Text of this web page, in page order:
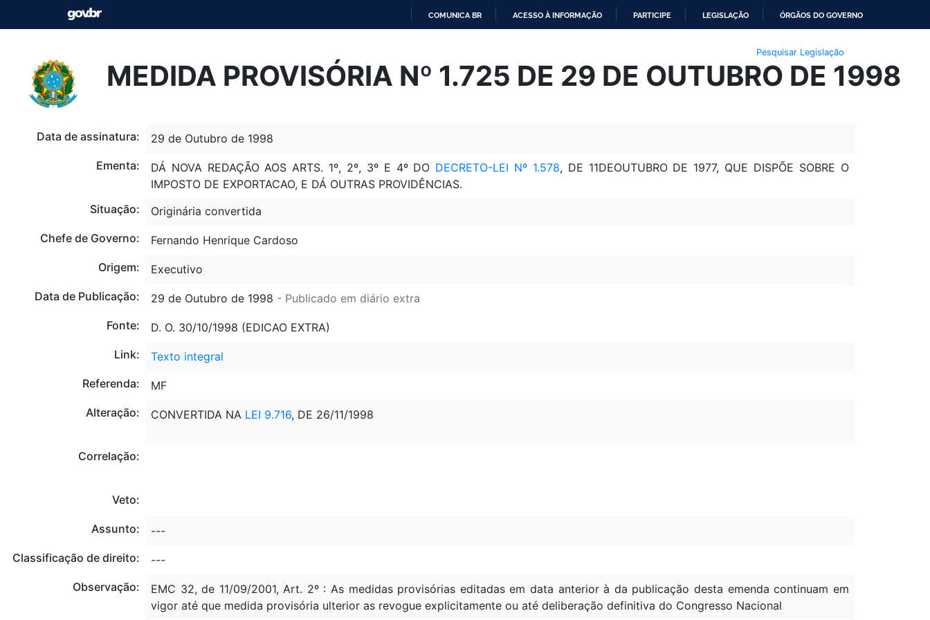
O
CONTEÚDO
COMUNICA BR ACESSO À INFORMAÇÃO PARTICIPE LEGISLAÇÃO ÓRGÃOS DO GOVERNO
Pesquisar Legislação
MEDIDA PROVISÓRIA Nº 1.725 DE 29 DE OUTUBRO DE 1998
Data de assinatura:
29 de Outubro de 1998
Ementa:
DÁ NOVA REDAÇÃO AOS ARTS. 1º, 2º, 3º E 4º DO DECRETO-LEI Nº 1.578, DE 11DEOUTUBRO DE 1977, QUE DISPÕE SOBRE O
IMPOSTO DE EXPORTACAO, E DÁ OUTRAS PROVIDÊNCIAS.
Situação:
Originária convertida
Chefe de Governo:
Fernando Henrique Cardoso
Origem:
Executivo
Data de Publicação:
29 de Outubro de 1998 - Publicado em diário extra
Fonte:
D. O. 30/10/1998 (EDICAO EXTRA)
Link:
Texto integral
Referenda:
MF
Alteração:
CONVERTIDA NA LEI 9.716, DE 26/11/1998
Correlação:
Veto:
Assunto:
---
Classificação de direito:
---
Observação:
EMC 32, de 11/09/2001, Art. 2º : As medidas provisórias editadas em data anterior à da publicação desta emenda continuam em
vigor até que medida provisória ulterior as revogue explicitamente ou até deliberação definitiva do Congresso Nacional